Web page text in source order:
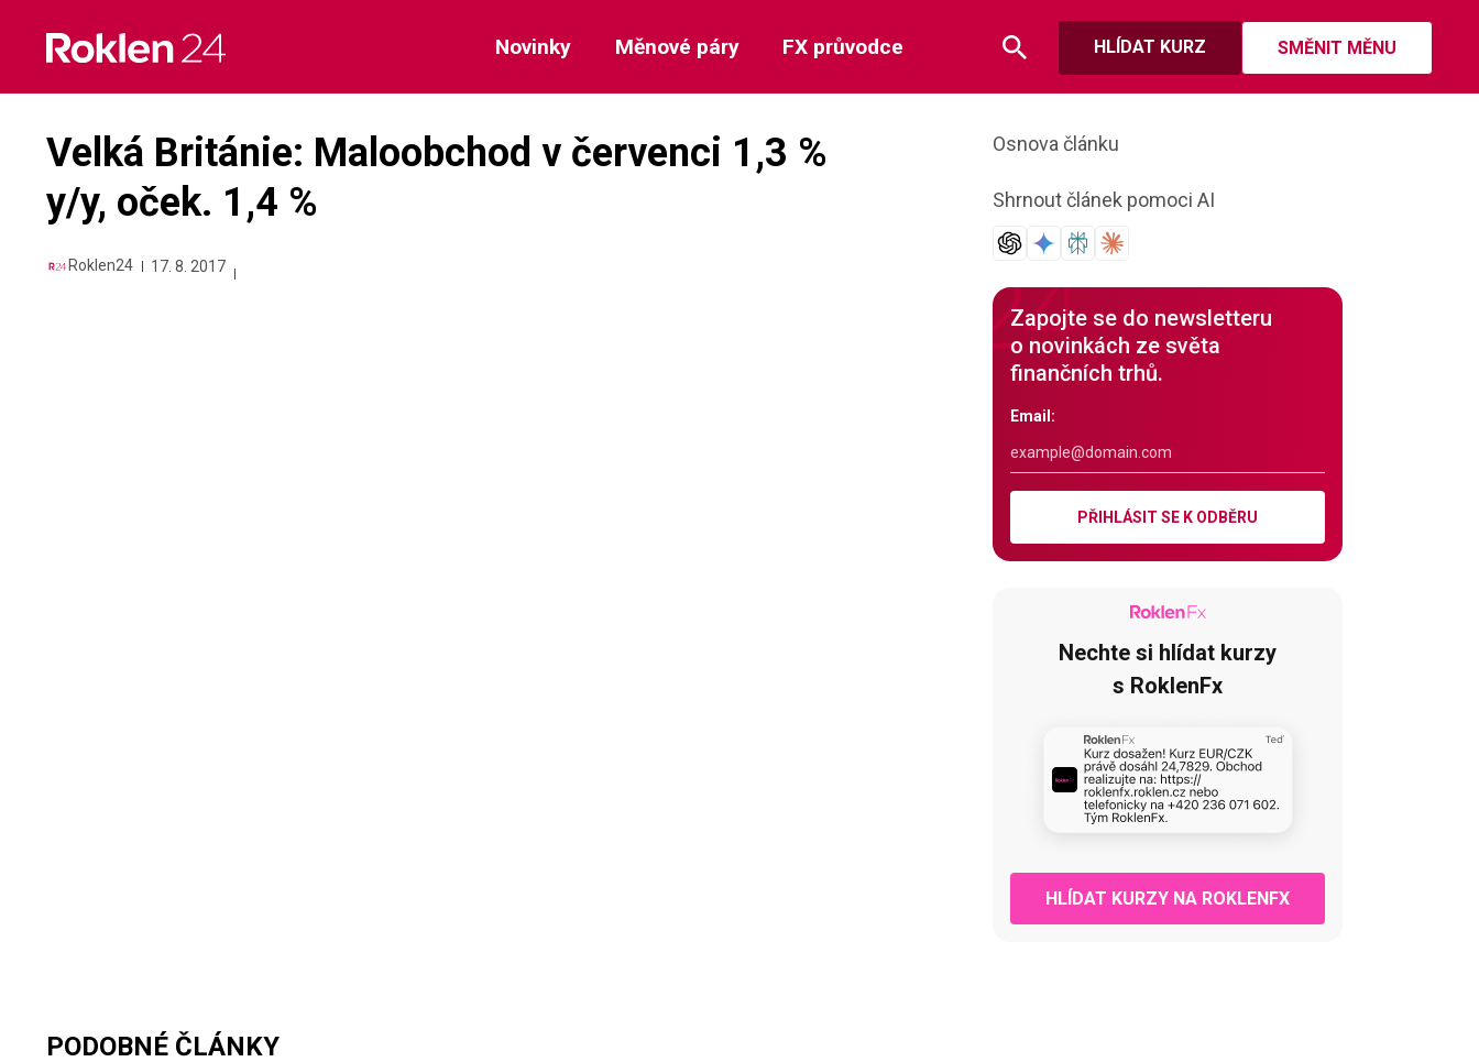
content
HLÍDAT KURZ SMĚNIT MĚNU
Novinky Měnové páry FX průvodce
Velká Británie: Maloobchod v červenci 1,3 %
y/y, oček. 1,4 %
Roklen24 17. 8. 2017
Osnova článku
Shrnout článek pomoci AI
Zapojte se do newsletteru
o novinkách ze světa
finančních trhů.
Email:
PŘIHLÁSIT SE K ODBĚRU
Nechte si hlídat kurzy
s RoklenFx
HLÍDAT KURZY NA ROKLENFX
PODOBNÉ ČLÁNKY